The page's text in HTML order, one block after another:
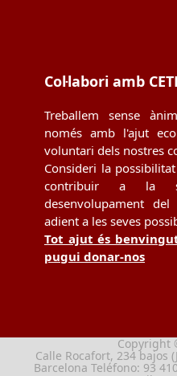
Col·labori amb
Treballem sense
només amb l'ajut
voluntari dels nostres
Consideri la
contribuir a la
desenvolupament
adient a les seves
Tot ajut és
pugui donar-nos
Copyright
Calle Rocafort, 234 bajos
Barcelona Teléfono: 93